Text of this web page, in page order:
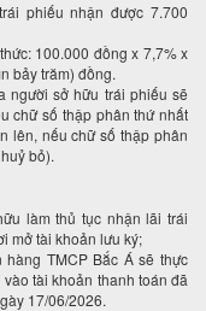
phiếu nhận được 7.700
100.000 đồng x 7,7% x
bảy trăm) đồng.
người sở hữu trái phiếu sẽ
chữ số thập phân thứ nhất
lên, nếu chữ số thập phân
bỏ).
làm thủ tục nhận lãi trái
mở tài khoản lưu ký;
TMCP Bắc Á sẽ thực
tài khoản thanh toán đã
17/06/2026.